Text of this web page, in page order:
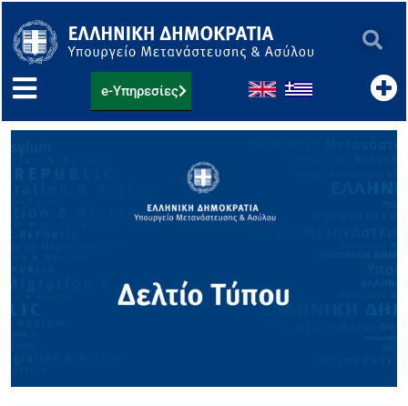
στο
περιεχόμενο
e-Υπηρεσίες